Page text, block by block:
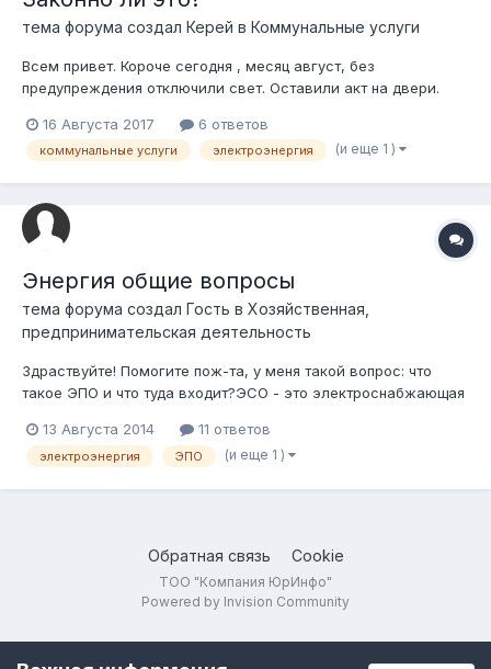
тема форума создал Керей в Коммунальные услуги
Всем привет. Короче сегодня , месяц август, без
предупреждения отключили свет. Оставили акт на двери.
Берет трубку одна девка лениво отвечает всё праввильно
приходите по такому~то адресу напишите заявление
16 Августа 2017 6 ответов
коммунальные услуги электроэнергия (и еще 1 )
Энергия общие вопросы
тема форума создал Гость в Хозяйственная,
предпринимательская деятельность
Здраствуйте! Помогите пож-та, у меня такой вопрос: что
такое ЭПО и что туда входит?ЭСО - это электроснабжающая
13 Августа 2014
11 ответов
электроэнергия ЭПО (и еще 1 )
Обратная связь Cookie
ТОО "Компания ЮрИнфо"
Powered by Invision Community